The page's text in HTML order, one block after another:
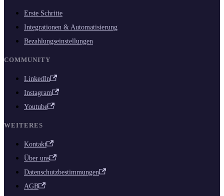
Erste Schritte
Integrationen & Automatisierung
Bezahlungseinstellungen
COMMUNITY
LinkedIn
Instagram
Youtube
WEITERES
Kontakt
Über uns
Datenschutzbestimmungen
AGB